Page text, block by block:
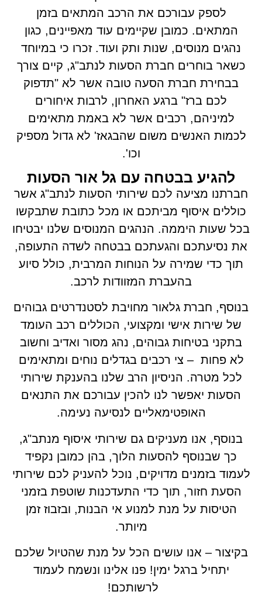
לספק עבורכם את הרכב המתאים בזמן
המתאים. כמובן שקיימים עוד מאפיינים, כגון
נהגים מנוסים, שנות ותק ועוד. זכרו כי במיוחד
כשאר בוחרים חברת הסעות לנתב"ג, קיים צורך
בבחירת חברת הסעה טובה אשר לא "תדפוק
לכם ברז" ברגע האחרון, לרבות איחורים
למיניהם, רכבים אשר לא באמת מתאימים
לכמות האנשים משום שהבגאז' לא גדול מספיק
וכו'.
להגיע בבטחה עם גל אור הסעות
חברתנו מציעה לכם שירותי הסעות לנתב"ג אשר
כוללים איסוף מביתכם או מכל כתובת שתבקשו
בכל שעות היממה. הנהגים המנוסים שלנו יבטיחו
את נסיעתכם והגעתכם בבטחה לשדה התעופה,
תוך כדי שמירה על הנוחות המרבית, כולל סיוע
בהעברת המזוודות לרכב.
בנוסף, חברת גלאור מחויבת לסטנדרטים גבוהים
של שירות אישי ומקצועי, הכוללים רכב העומד
בתקני בטיחות גבוהים, נהג מסור ואדיב וחשוב
לא פחות – צי רכבים בגדלים נוחים ומתאימים
לכל מטרה. הניסיון הרב שלנו בהענקת שירותי
הסעות יאפשר לנו להכין עבורכם את התנאים
האופטימאליים לנסיעה נעימה.
בנוסף, אנו מעניקים גם שירותי איסוף מנתב"ג,
כך שבנוסף להסעות הלוך, בהן כמובן נקפיד
לעמוד בזמנים מדויקים, נוכל להעניק לכם שירותי
הסעת חזור, תוך כדי התעדכנות שוטפת בזמני
הטיסות על מנת למנוע אי הבנות, ובזבוז זמן
מיותר.
בקיצור – אנו עושים הכל על מנת שהטיול שלכם
יתחיל ברגל ימין! פנו אלינו ונשמח לעמוד
לרשותכם!